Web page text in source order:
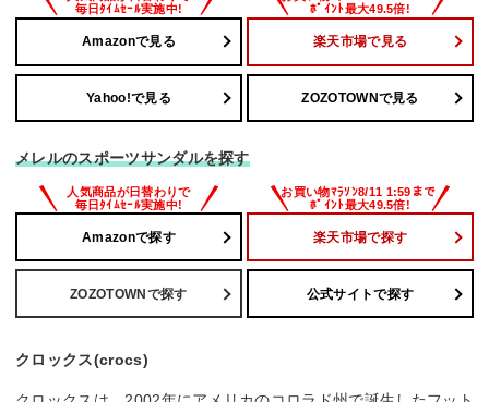
Amazonで見る 楽天市場で見る
Yahoo!で見る ZOZOTOWNで見る
メレルのスポーツサンダルを探す
Amazonで探す 楽天市場で探す
ZOZOTOWNで探す 公式サイトで探す
クロックス(crocs)